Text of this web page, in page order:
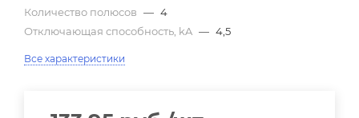
Количество полюсов — 4
Отключающая способность, kA — 4,5
Все характеристики